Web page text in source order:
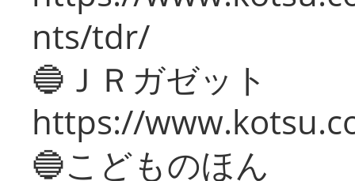
nts/tdr/
🔵ＪＲガゼット
https://
🔵こどものほん